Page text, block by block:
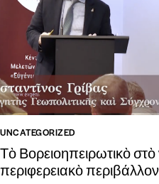
UNCATEGORIZED
Τὸ Βορειοηπειρωτικὸ στὸ
περιφερειακὸ περιβάλλον